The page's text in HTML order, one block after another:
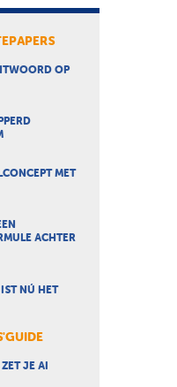
OP
MET
ACHTER
NÚ HET
JE AI